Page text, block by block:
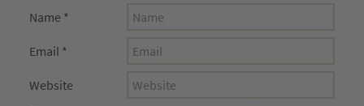
Name *
Email *
Website